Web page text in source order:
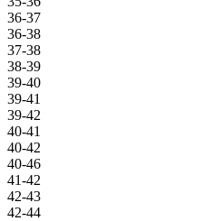
36-37
36-38
37-38
38-39
39-40
39-41
39-42
40-41
40-42
40-46
41-42
42-43
42-44